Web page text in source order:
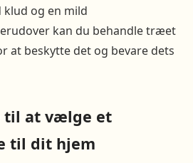
og en mild
kan du behandle træet
at beskytte det og bevare dets
til at vælge et
til dit hjem